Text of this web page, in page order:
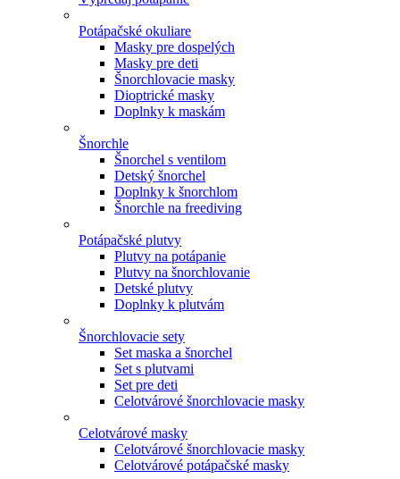
Potápačské okuliare
Masky pre dospelých
Masky pre deti
Šnorchlovacie masky
Dioptrické masky
Doplnky k maskám
Šnorchle
Šnorchel s ventilom
Detský šnorchel
Doplnky k šnorchlom
Šnorchle na freediving
Potápačské plutvy
Plutvy na potápanie
Plutvy na šnorchlovanie
Detské plutvy
Doplnky k plutvám
Šnorchlovacie sety
Set maska a šnorchel
Set s plutvami
Set pre deti
Celotvárové šnorchlovacie masky
Celotvárové masky
Celotvárové šnorchlovacie masky
Celotvárové potápačské masky